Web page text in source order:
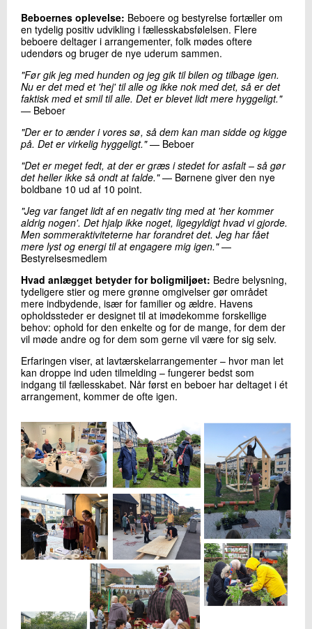
Beboernes oplevelse: Beboere og bestyrelse fortæller om
en tydelig positiv udvikling i fællesskabsfølelsen. Flere
beboere deltager i arrangementer, folk mødes oftere
udendørs og bruger de nye uderum sammen.
"Før gik jeg med hunden og jeg gik til bilen og tilbage igen.
Nu er det med et 'hej' til alle og ikke nok med det, så er det
faktisk med et smil til alle. Det er blevet lidt mere hyggeligt."
— Beboer
"Der er to ænder i vores sø, så dem kan man sidde og kigge
på. Det er virkelig hyggeligt."— Beboer
"Det er meget fedt, at der er græs i stedet for asfalt – så gør
det heller ikke så ondt at falde."— Børnene giver den nye
boldbane 10 ud af 10 point.
"Jeg var fanget lidt af en negativ ting med at 'her kommer
aldrig nogen'. Det hjalp ikke noget, ligegyldigt hvad vi gjorde.
Men sommeraktiviteterne har forandret det. Jeg har fået
mere lyst og energi til at engagere mig igen."—
Bestyrelsesmedlem
Hvad anlægget betyder for boligmiljøet: Bedre belysning,
tydeligere stier og mere grønne omgivelser gør området
mere indbydende, især for familier og ældre. Havens
opholdssteder er designet til at imødekomme forskellige
behov: ophold for den enkelte og for de mange, for dem der
vil møde andre og for dem som gerne vil være for sig selv.
Erfaringen viser, at lavtærskelarrangementer – hvor man let
kan droppe ind uden tilmelding – fungerer bedst som
indgang til fællesskabet. Når først en beboer har deltaget i ét
arrangement, kommer de ofte igen.